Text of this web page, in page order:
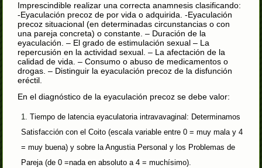
Imprescindible realizar una correcta anamnesis clasificando:
-Eyaculación precoz de por vida o adquirida. -Eyaculación
precoz situacional (en determinadas circunstancias o con
una pareja concreta) o constante. – Duración de la
eyaculación. – El grado de estimulación sexual – La
repercusión en la actividad sexual. – La afectación de la
calidad de vida. – Consumo o abuso de medicamentos o
drogas. – Distinguir la eyaculación precoz de la disfunción
eréctil.
En el diagnóstico de la eyaculación precoz se debe valor:
Tiempo de latencia eyaculatoria intravavaginal: Determinamos
Satisfacción con el Coito (escala variable entre 0 = muy mala y 4
= muy buena) y sobre la Angustia Personal y los Problemas de
Pareja (de 0 =nada en absoluto a 4 = muchísimo).